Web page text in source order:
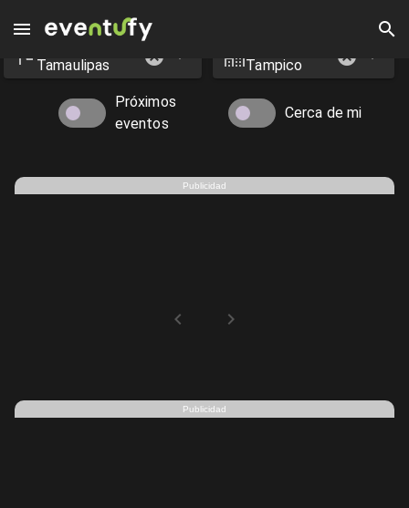
Eventos en Tampico - Eventufy 2026 | Eventufy
Tamaulipas Tampico
Próximos
eventos
Cerca de mi
Publicidad
Publicidad